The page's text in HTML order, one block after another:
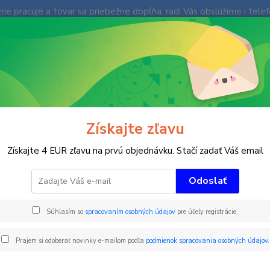
pracuje a tovar sa priebežne dopĺňa. radi Vás obslúžime i
Fotogaléria Ochrana súkromia Blog
Hľadať
(Po-
Tréningové časomiery FREELAP Sada pre atletiku BT112
Sada pre atletiku BT112 -
čip
Získajte zľavu
Získajte 4 EUR zľavu na prvú objednávku. Stačí zadať Váš email
Odoslať
Súhlasím so spracovaním osobných údajov pre účely registrácie.
Prajem si odoberať novinky e-mailom podľa podmienok spracovania osobných údajov.